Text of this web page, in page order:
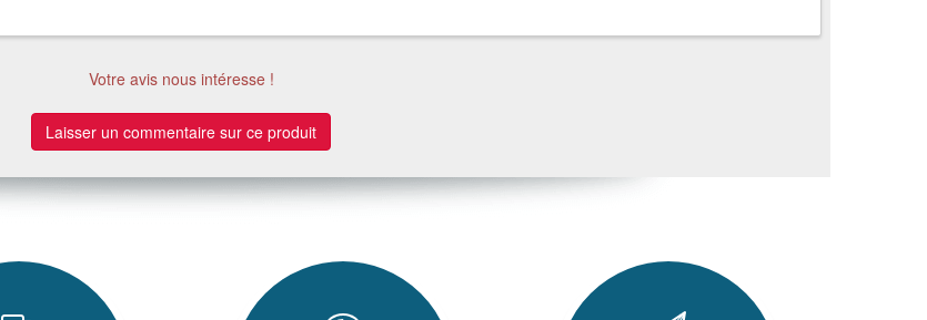
Votre avis nous intéresse !
Laisser un commentaire sur ce produit